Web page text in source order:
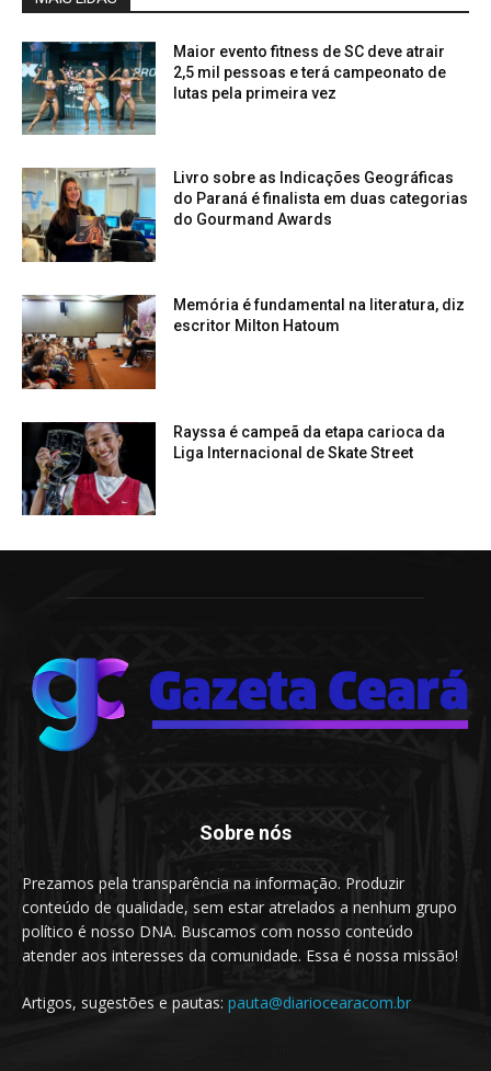
Maior evento fitness de SC deve atrair
2,5 mil pessoas e terá campeonato de
lutas pela primeira vez
Livro sobre as Indicações Geográficas
do Paraná é finalista em duas categorias
do Gourmand Awards
Memória é fundamental na literatura, diz
escritor Milton Hatoum
Rayssa é campeã da etapa carioca da
Liga Internacional de Skate Street
Sobre nós
Prezamos pela transparência na informação. Produzir
conteúdo de qualidade, sem estar atrelados a nenhum grupo
político é nosso DNA. Buscamos com nosso conteúdo
atender aos interesses da comunidade. Essa é nossa missão!
Artigos, sugestões e pautas: pauta@diariocearacom.br